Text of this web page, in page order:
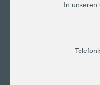
In unseren